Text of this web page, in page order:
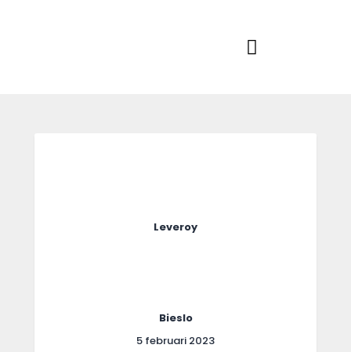
Leveroy
Bieslo
5 februari 2023